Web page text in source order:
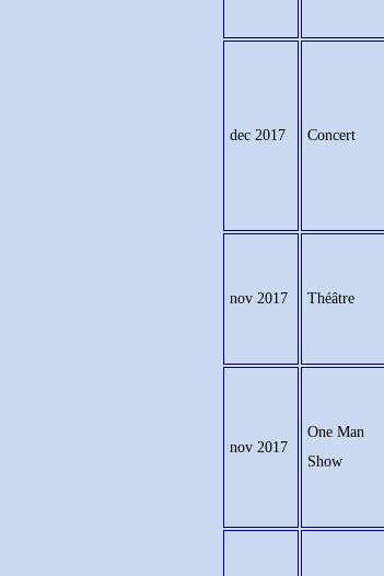
dec 2017 Concert
nov 2017 Théâtre
nov 2017
One Man
Show